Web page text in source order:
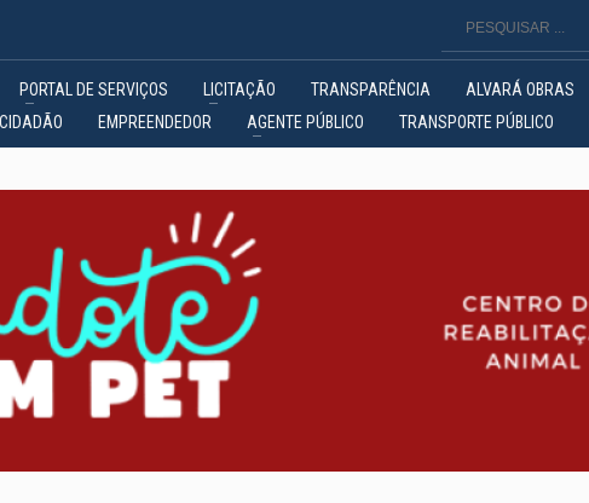
PORTAL DE SERVIÇOS LICITAÇÃO TRANSPARÊNCIA ALVARÁ OBRAS
CIDADÃO EMPREENDEDOR AGENTE PÚBLICO TRANSPORTE PÚBLICO